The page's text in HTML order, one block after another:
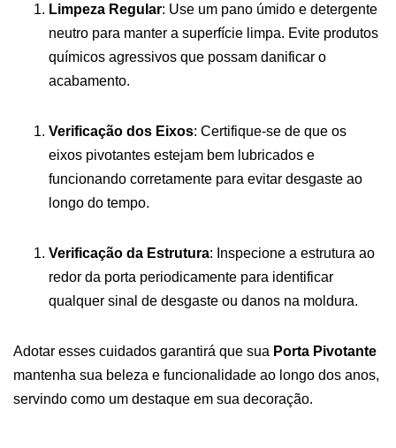
Limpeza Regular: Use um pano úmido e detergente
neutro para manter a superfície limpa. Evite produtos
químicos agressivos que possam danificar o
acabamento.
Verificação dos Eixos: Certifique-se de que os
eixos pivotantes estejam bem lubricados e
funcionando corretamente para evitar desgaste ao
longo do tempo.
Verificação da Estrutura: Inspecione a estrutura ao
redor da porta periodicamente para identificar
qualquer sinal de desgaste ou danos na moldura.
Adotar esses cuidados garantirá que sua Porta Pivotante
mantenha sua beleza e funcionalidade ao longo dos anos,
servindo como um destaque em sua decoração.